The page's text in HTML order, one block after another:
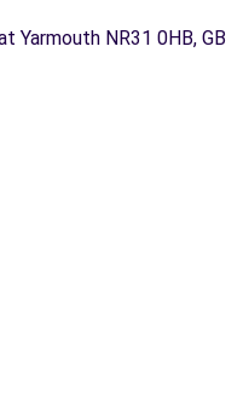
Yarmouth NR31 0HB, GB